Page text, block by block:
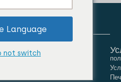
Language
not switch